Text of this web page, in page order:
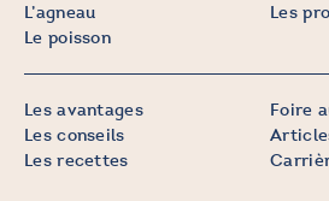
L’agneau
Le poisson
Les
Les avantages
Les conseils
Les recettes
Foire